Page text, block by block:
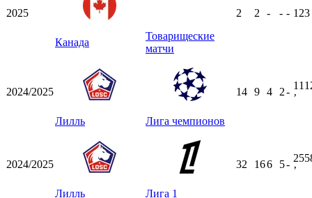
2025
Канада
Товарищеские
матчи
2 2 - - - 123
2024/2025
Лилль Лига чемпионов
14 9 4 2-
ʼ
2024/2025
Лилль Лига 1
32 166 5-
ʼ